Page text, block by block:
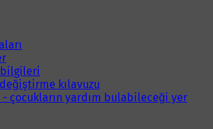
bilgileri
kılavuzu
çocukların yardım bulabileceği yer